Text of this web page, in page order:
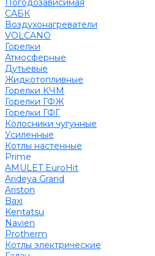
Погодозависимая
САБК
Воздухонагреватели
VOLCANO
Горелки
Атмосферные
Дутьевые
Жидкотопливные
Горелки КЧМ
Горелки ГФЖ
Горелки ГФГ
Колосники чугунные
Усиленные
Котлы настенные
Prime
AMULET EuroHit
Arideya Grand
Ariston
Baxi
Kentatsu
Navien
Protherm
Котлы электрические